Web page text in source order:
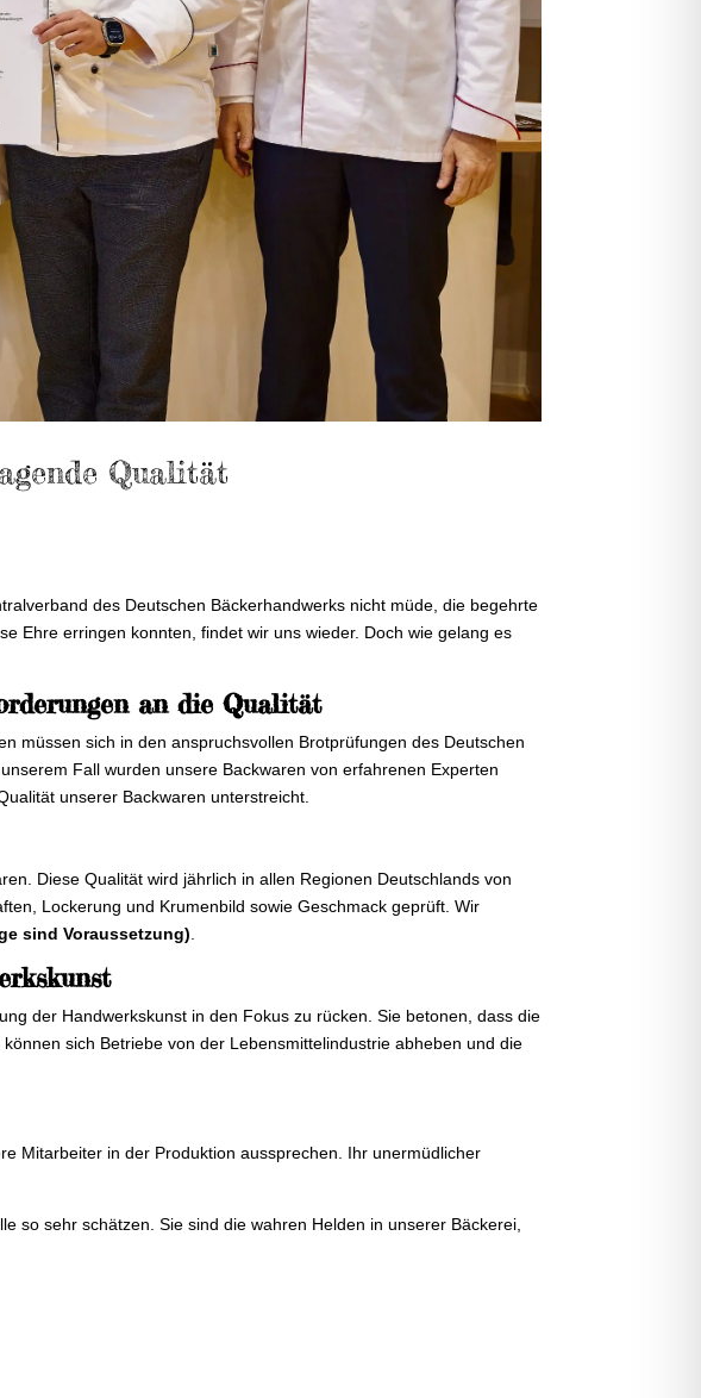
Qualität
des Deutschen Bäckerhandwerks nicht müde, die begehrte
Ehre erringen konnten, findet wir uns wieder. Doch wie gelang es
an die Qualität
müssen sich in den anspruchsvollen Brotprüfungen des Deutschen
Fall wurden unsere Backwaren von erfahrenen Experten
unserer Backwaren unterstreicht.
Diese Qualität wird jährlich in allen Regionen Deutschlands von
Lockerung und Krumenbild sowie Geschmack geprüft. Wir
sind Voraussetzung)
der Handwerkskunst in den Fokus zu rücken. Sie betonen, dass die
sich Betriebe von der Lebensmittelindustrie abheben und die
Mitarbeiter in der Produktion aussprechen. Ihr unermüdlicher
so sehr schätzen. Sie sind die wahren Helden in unserer Bäckerei,